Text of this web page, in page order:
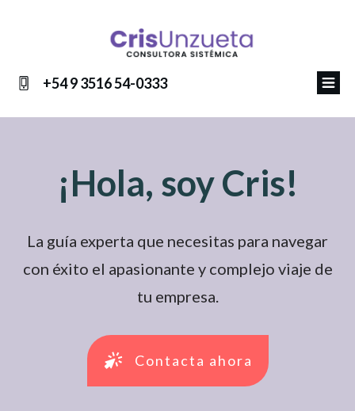
+54 9 3516 54-0333
¡Hola, soy Cris!
La guía experta que necesitas para navegar
con éxito el apasionante y complejo viaje de
tu empresa.
Contacta ahora